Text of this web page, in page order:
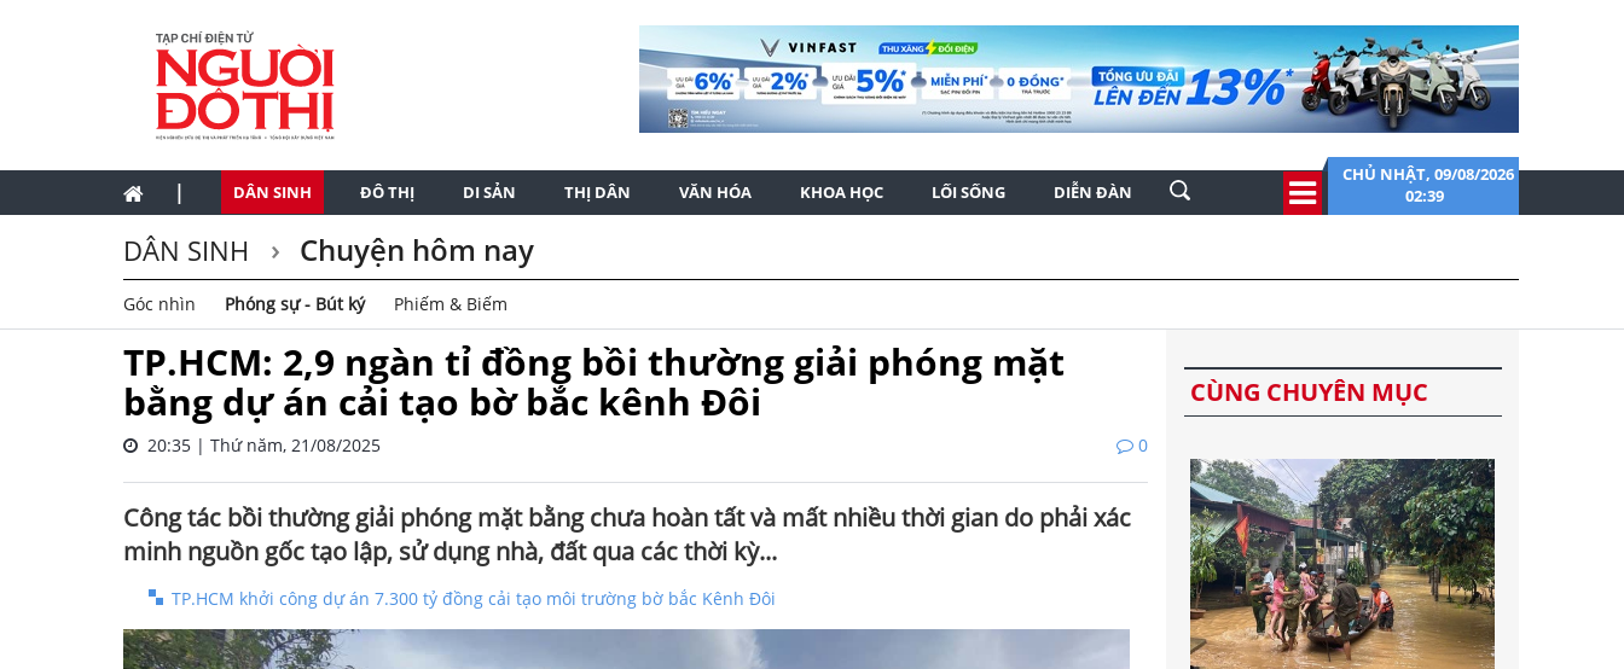
| DÂN SINH ĐÔ THỊ DI SẢN THỊ DÂN VĂN HÓA KHOA HỌC LỐI SỐNG DIỄN ĐÀN
CHỦ NHẬT, 09/08/2026
02:39
DÂN SINH Chuyện hôm nay
Góc nhìn Phóng sự - Bút ký Phiếm & Biếm
TP.HCM: 2,9 ngàn tỉ đồng bồi thường giải phóng mặt
bằng dự án cải tạo bờ bắc kênh Đôi
20:35 | Thứ năm, 21/08/2025 0
Công tác bồi thường giải phóng mặt bằng chưa hoàn tất và mất nhiều thời gian do phải xác
minh nguồn gốc tạo lập, sử dụng nhà, đất qua các thời kỳ...
TP.HCM khởi công dự án 7.300 tỷ đồng cải tạo môi trường bờ bắc Kênh Đôi
CÙNG CHUYÊN MỤC